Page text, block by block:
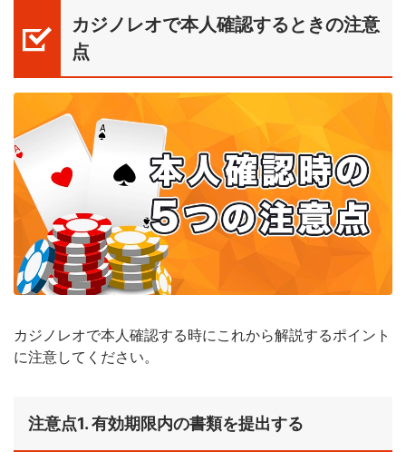
カジノレオで本人確認するときの注意
点
カジノレオで本人確認する時にこれから解説するポイント
に注意してください。
注意点1. 有効期限内の書類を提出する